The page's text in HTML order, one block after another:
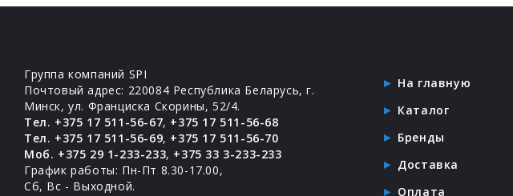
Группа компаний SPI
Почтовый адрес: 220084 Республика Беларусь, г.
Минск, ул. Франциска Скорины, 52/4.
Тел. +375 17 511-56-67, +375 17 511-56-68
Тел. +375 17 511-56-69, +375 17 511-56-70
Моб. +375 29 1-233-233, +375 33 3-233-233
График работы: Пн-Пт 8.30-17.00,
Сб, Вс - Выходной.
На главную
Каталог
Бренды
Доставка
Оплата